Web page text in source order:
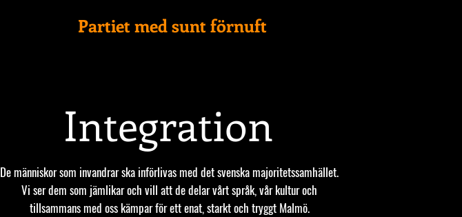
Partiet med sunt förnuft
Integration
De människor som invandrar ska införlivas med det svenska majoritetssamhället.
Vi ser dem som jämlikar och vill att de delar vårt språk, vår kultur och
tillsammans med oss kämpar för ett enat, starkt och tryggt Malmö.